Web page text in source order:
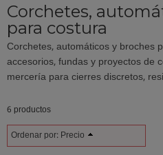
Corchetes,
para costura
Corchetes, automáticos y broches
accesorios, fundas y proyectos de
mercería para cierres discretos,
6 productos
Ordenar por: Precio